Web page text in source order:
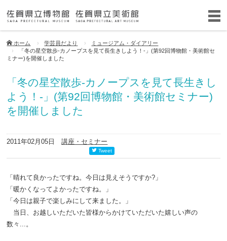
ホーム 学芸員だより
ミュージアム・ダイアリー
「冬の星空散歩-カノープスを見て長生きしよう！-」(第92回博物館・美術館セ
ミナー)を開催しました
「冬の星空散歩-カノープスを見て長生きし
よう！-」(第92回博物館・美術館セミナー)
を開催しました
2011年02月05日講座・セミナー
Tweet
「晴れて良かったですね。今日は見えそうですか?」
「暖かくなってよかったですね。」
「今日は親子で楽しみにして来ました。」
当日、お越しいただいた皆様からかけていただいた嬉しい声の
数々...。